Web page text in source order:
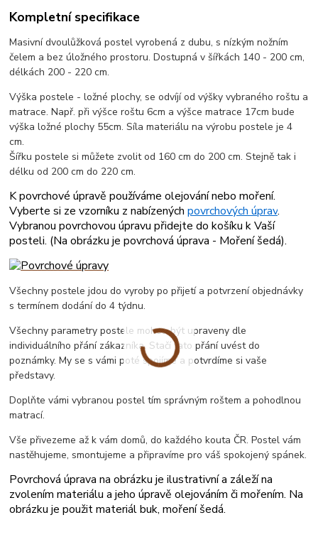
Kompletní specifikace
Masivní dvoulůžková postel vyrobená z dubu, s nízkým nožním
čelem a bez úložného prostoru. Dostupná v šířkách 140 - 200 cm,
délkách 200 - 220 cm.
Výška postele - ložné plochy, se odvíjí od výšky vybraného roštu a
matrace. Např. při výšce roštu 6cm a výšce matrace 17cm bude
výška ložné plochy 55cm. Síla materiálu na výrobu postele je 4
cm.
Šířku postele si můžete zvolit od 160 cm do 200 cm. Stejně tak i
délku od 200 cm do 220 cm.
K povrchové úpravě používáme olejování nebo moření.
Vyberte si ze vzorníku z nabízenýchpovrchových úprav.
Vybranou povrchovou úpravu přidejte do košíku k Vaší
posteli. (Na obrázku je povrchová úprava - Moření šedá).
Všechny postele jdou do vyroby po přijetí a potvrzení objednávky
s termínem dodání do 4 týdnu.
Všechny parametry postele mohou být upraveny dle
individuálního přání zákazníka. Stačí tato přání uvést do
poznámky. My se s vámi poté spojíme a potvrdíme si vaše
představy.
Doplňte vámi vybranou postel tím správným roštem a pohodlnou
matrací.
Vše přivezeme až k vám domů, do každého kouta ČR. Postel vám
nastěhujeme, smontujeme a připravíme pro váš spokojený spánek.
Povrchová úprava na obrázku je ilustrativní a záleží na
zvolením materiálu a jeho úpravě olejováním či mořením. Na
obrázku je použit materiál buk, moření šedá.